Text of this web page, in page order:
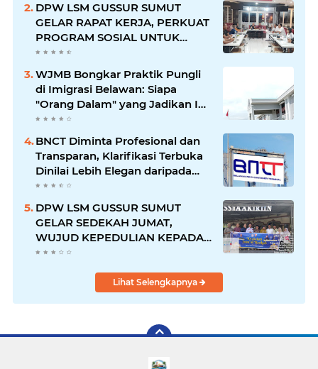
Lahan Hibah di Batu Bara
DPW LSM GUSSUR SUMUT
GELAR RAPAT KERJA, PERKUAT
PROGRAM SOSIAL UNTUK
MASYARAKAT
WJMB Bongkar Praktik Pungli
di Imigrasi Belawan: Siapa
"Orang Dalam" yang Jadikan Ini
"Ladang"?
BNCT Diminta Profesional dan
Transparan, Klarifikasi Terbuka
Dinilai Lebih Elegan daripada
Adu Opini di Media
DPW LSM GUSSUR SUMUT
GELAR SEDEKAH JUMAT,
WUJUD KEPEDULIAN KEPADA
SESAMA
Lihat Selengkapnya